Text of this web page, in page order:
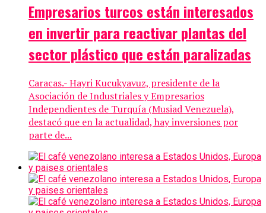
Empresarios turcos están interesados
en invertir para reactivar plantas del
sector plástico que están paralizadas
Caracas.- Hayri Kucukyavuz, presidente de la
Asociación de Industriales y Empresarios
Independientes de Turquía (Musiad Venezuela),
destacó que en la actualidad, hay inversiones por
parte de...